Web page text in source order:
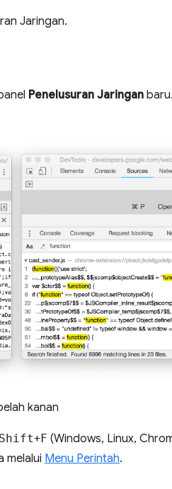
Jaringan.
Penelusuran Jaringan
kanan
Shift+F (Windows, Linux,
melalui Menu Perintah.